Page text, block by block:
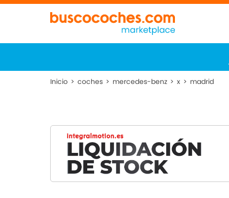
Inicio > coches > mercedes-benz > x > madrid